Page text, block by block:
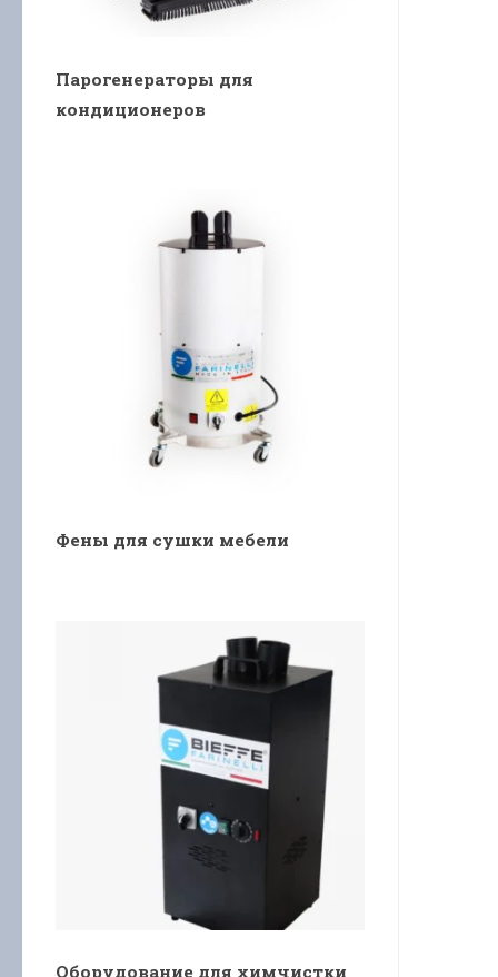
Парогенераторы для
кондиционеров
Фены для сушки мебели
Оборудование для химчистки